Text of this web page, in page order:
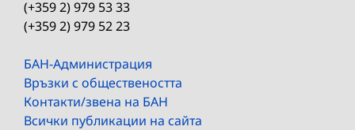
(+359 2) 979 53 33
(+359 2) 979 52 23
БАН-Администрация
Връзки с обществеността
Контакти/звена на БАН
Всички публикации на сайта